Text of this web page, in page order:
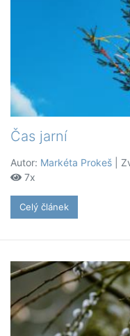
Čas jarní
Autor: Markéta Prokeš |
7x
Celý článek